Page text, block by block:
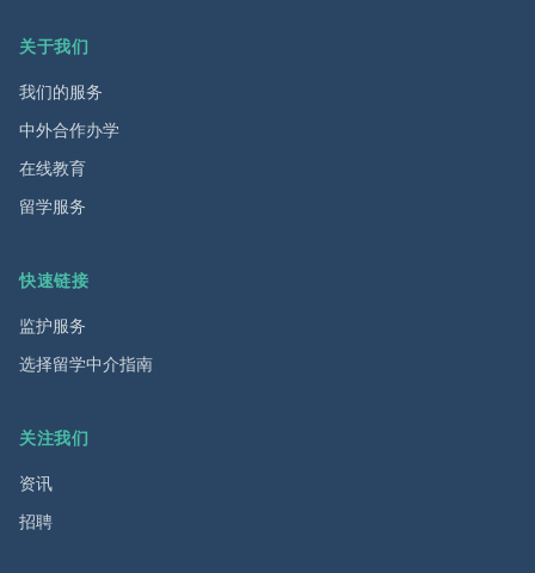
关于我们
我们的服务
中外合作办学
在线教育
留学服务
快速链接
监护服务
选择留学中介指南
关注我们
资讯
招聘